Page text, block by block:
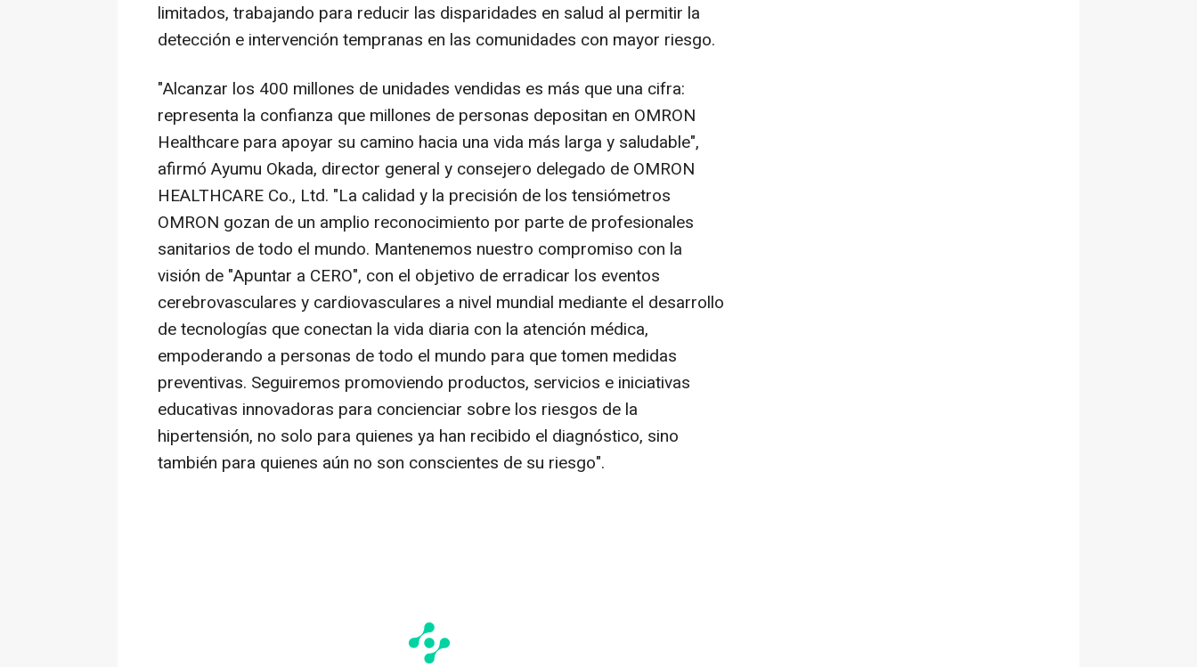
limitados, trabajando para reducir las disparidades en salud al permitir la
detección e intervención tempranas en las comunidades con mayor riesgo.
"Alcanzar los 400 millones de unidades vendidas es más que una cifra:
representa la confianza que millones de personas depositan en OMRON
Healthcare para apoyar su camino hacia una vida más larga y saludable",
afirmó Ayumu Okada, director general y consejero delegado de OMRON
HEALTHCARE Co., Ltd. "La calidad y la precisión de los tensiómetros
OMRON gozan de un amplio reconocimiento por parte de profesionales
sanitarios de todo el mundo. Mantenemos nuestro compromiso con la
visión de "Apuntar a CERO", con el objetivo de erradicar los eventos
cerebrovasculares y cardiovasculares a nivel mundial mediante el desarrollo
de tecnologías que conectan la vida diaria con la atención médica,
empoderando a personas de todo el mundo para que tomen medidas
preventivas. Seguiremos promoviendo productos, servicios e iniciativas
educativas innovadoras para concienciar sobre los riesgos de la
hipertensión, no solo para quienes ya han recibido el diagnóstico, sino
también para quienes aún no son conscientes de su riesgo".